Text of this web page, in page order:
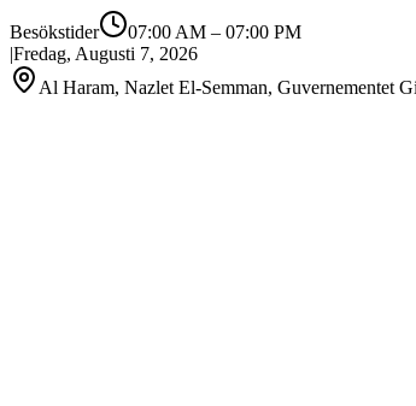
Besökstider 07:00 AM – 07:00 PM
|Fredag, Augusti 7, 2026
Al Haram, Nazlet El-Semman, Guvernementet